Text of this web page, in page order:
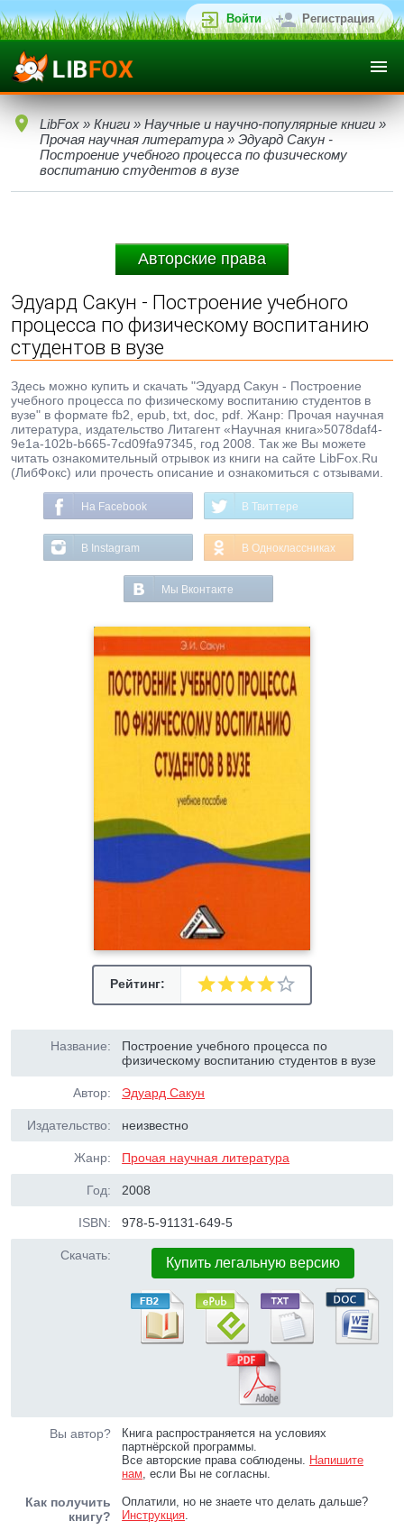
Войти Регистрация
LibFox » Книги » Научные и научно-популярные книги »
Прочая научная литература » Эдуард Сакун -
Построение учебного процесса по физическому
воспитанию студентов в вузе
Авторские права
Эдуард Сакун - Построение учебного
процесса по физическому воспитанию
студентов в вузе
Здесь можно купить и скачать "Эдуард Сакун - Построение
учебного процесса по физическому воспитанию студентов в
вузе" в формате fb2, epub, txt, doc, pdf. Жанр: Прочая научная
литература, издательство Литагент «Научная книга»5078daf4-
9e1a-102b-b665-7cd09fa97345, год 2008. Так же Вы можете
читать ознакомительный отрывок из книги на сайте LibFox.Ru
(ЛибФокс) или прочесть описание и ознакомиться с отзывами.
На Facebook В Твиттере
В Instagram В Одноклассниках
Мы Вконтакте
Рейтинг:
Название:
Построение учебного процесса по
физическому воспитанию студентов в вузе
Автор: Эдуард Сакун
Издательство: неизвестно
Жанр: Прочая научная литература
Год: 2008
ISBN: 978-5-91131-649-5
Скачать: Купить легальную версию
Вы автор?
Книга распространяется на условиях
партнёрской программы.
Все авторские права соблюдены. Напишите
нам, если Вы не согласны.
Как получить
книгу?
Оплатили, но не знаете что делать дальше?
Инструкция.